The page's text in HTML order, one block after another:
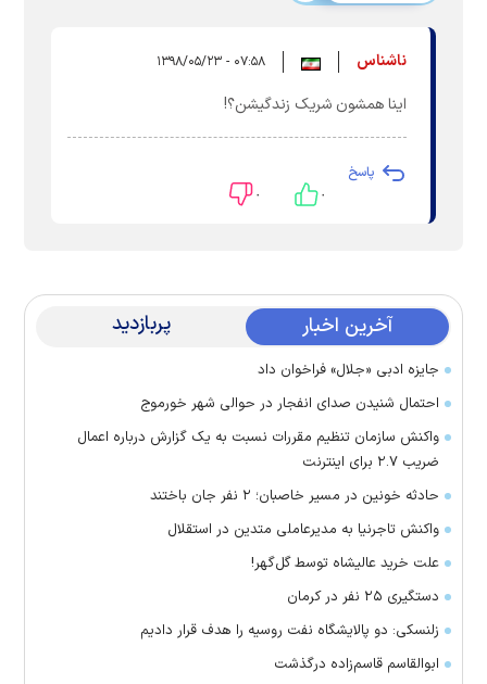
ناشناس ۰۷:۵۸ - ۱۳۹۸/۰۵/۲۳
اینا همشون شریک زندگیشن؟!
پاسخ
۰ ۰
آخرین اخبار پربازدید
جایزه ادبی «جلال» فراخوان داد
احتمال شنیدن صدای انفجار در حوالی شهر خورموج
واکنش سازمان تنظیم مقررات نسبت به یک گزارش درباره اعمال
ضریب ۲.۷ برای اینترنت
حادثه خونین در مسیر خاصبان؛ ۲ نفر جان باختند
واکنش تاجرنیا به مدیرعاملی متدین در استقلال
علت خرید عالیشاه توسط گل‌گهر!
دستگیری ۲۵ نفر در کرمان
زلنسکی: دو پالایشگاه نفت روسیه را هدف قرار دادیم
ابوالقاسم قاسم‌زاده درگذشت